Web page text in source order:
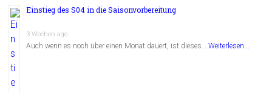
Einstieg des S04 in die Saisonvorbereitung
3 Wochen ago
Auch wenn es noch über einen Monat dauert, ist dieses …Weiterlesen...